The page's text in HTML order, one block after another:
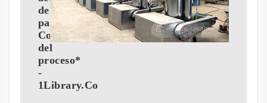
de
palma.
Control
del
proceso*
-
1Library.Co